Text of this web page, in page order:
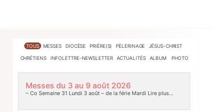
TOUS MESSES DIOCÈSE PRIÈRE(S) PÈLERINAGE JÉSUS-CHRIST
CHRÉTIENS INFOLETTRE-NEWSLETTER ACTUALITÉS ALBUM PHOTO
Messes du 3 au 9 août 2026
– Co Semaine 31 Lundi 3 août – de la férie Mardi Lire plus…